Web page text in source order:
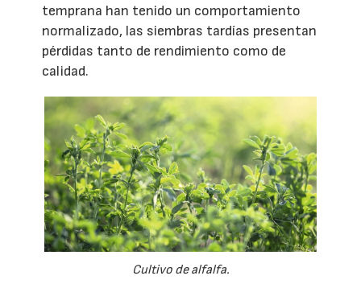
temprana han tenido un comportamiento
normalizado, las siembras tardías presentan
pérdidas tanto de rendimiento como de
calidad.
Cultivo de alfalfa.